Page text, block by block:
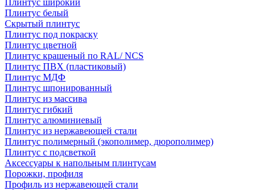
Плинтус широкий
Плинтус белый
Скрытый плинтус
Плинтус под покраску
Плинтус цветной
Плинтус крашеный по RAL/ NCS
Плинтус ПВХ (пластиковый)
Плинтус МДФ
Плинтус шпонированный
Плинтус из массива
Плинтус гибкий
Плинтус алюминиевый
Плинтус из нержавеющей стали
Плинтус полимерный (экополимер, дюрополимер)
Плинтус с подсветкой
Аксессуары к напольным плинтусам
Порожки, профиля
Профиль из нержавеющей стали